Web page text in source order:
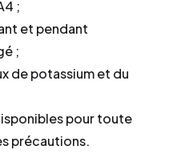
;
et pendant
;
de potassium et du
pour toute
précautions.